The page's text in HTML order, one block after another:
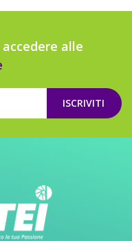
alle
ISCRIVITI